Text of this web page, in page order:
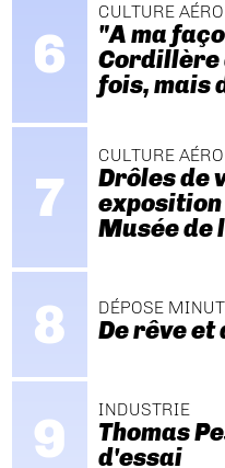
CULTURE AÉRO
"A ma
Cordillère
fois, mais
CULTURE AÉRO
Drôles de
Musée de
DÉPOSE
De rêve et
INDUSTRIE
Thomas
d'essai